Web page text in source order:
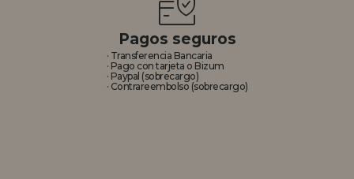
Pagos seguros
· Transferencia Bancaria
· Pago con tarjeta o Bizum
· Paypal (sobrecargo)
· Contrareembolso (sobrecargo)